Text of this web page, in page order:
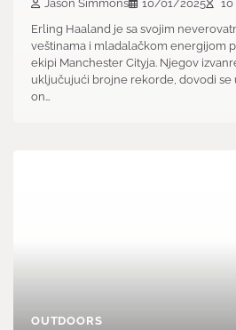
Jason Simmons 10/01/2025
Erling Haaland je sa svojim
veštinama i mladalačkom energijom
ekipi Manchester Cityja. Njegov
uključujući brojne rekorde, dovodi se
on…
OUTDOORS